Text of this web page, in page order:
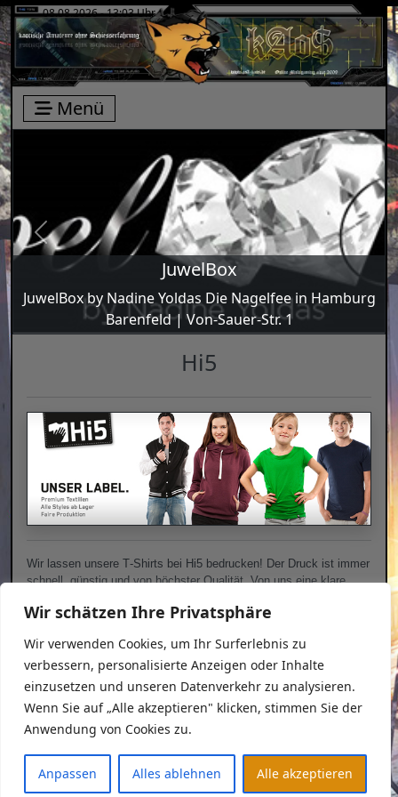
Wir schätzen Ihre Privatsphäre
Wir verwenden Cookies, um Ihr Surferlebnis zu
verbessern, personalisierte Anzeigen oder Inhalte
einzusetzen und unseren Datenverkehr zu analysieren.
Wenn Sie auf „Alle akzeptieren" klicken, stimmen Sie der
Anwendung von Cookies zu.
Anpassen Alles ablehnen Alle akzeptieren
08.08.2026 - 13:03 Uhr
Menü
JuwelBox
Juwel­Box by Nadi­ne Yol­das Die Nagel­fee in Ham­burg
Baren­feld | Von-Sau­er-Str. 1
Previous Next
Hi5
Wir las­sen unse­re T‑Shirts bei Hi5 bedru­cken! Der Druck ist immer
schnell, güns­tig und von höchs­ter Qua­li­tät. Von uns eine kla­re
Datenschutzerklärung
Impressum
Copyright © 2026